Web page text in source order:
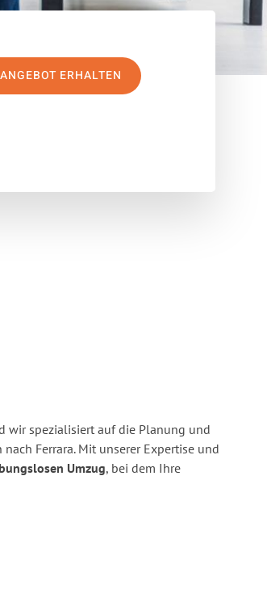
ANGEBOT ERHALTEN
wir spezialisiert auf die Planung und
Ferrara. Mit unserer Expertise und
Umzug, bei dem Ihre